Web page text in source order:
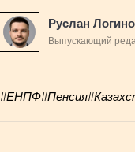
Руслан
Выпускающий
#ЕНПФ#Пенсия